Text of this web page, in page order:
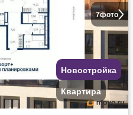
7фото
Новостройка
Квартира